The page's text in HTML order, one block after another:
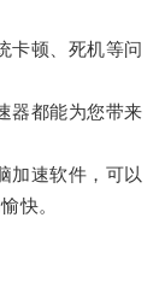
顿、死机等问
都能为您带来
速软件，可以
快。